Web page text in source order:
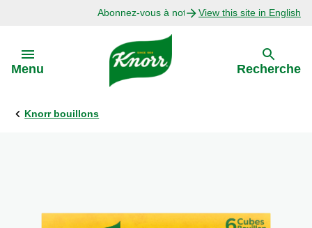
Abonnez-vous à notre infolettreView this site in English
Menu
Précédent
Recherche
Knorr bouillons